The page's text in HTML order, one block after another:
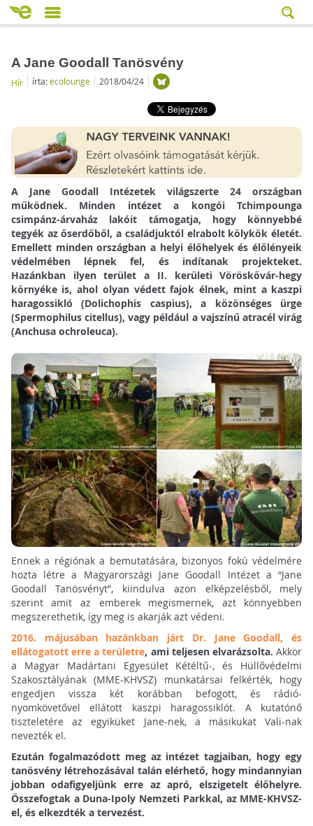
A Jane Goodall Tanösvény
Hír írta:ecolounge 2018/04/24
A Jane Goodall Intézetek világszerte 24 országban
működnek. Minden intézet a kongói Tchimpounga
csimpánz-árvaház lakóit támogatja, hogy könnyebbé
tegyék az őserdőből, a családjuktól elrabolt kölykök életét.
Emellett minden országban a helyi élőhelyek és élőlényeik
védelmében lépnek fel, és indítanak projekteket.
Hazánkban ilyen terület a II. kerületi Vöröskővár-hegy
környéke is, ahol olyan védett fajok élnek, mint a kaszpi
haragossikló (Dolichophis caspius), a közönséges ürge
(Spermophilus citellus), vagy például a vajszínű atracél virág
(Anchusa ochroleuca).
Ennek a régiónak a bemutatására, bizonyos fokú védelmére
hozta létre a Magyarországi Jane Goodall Intézet a “Jane
Goodall Tanösvényt”, kiindulva azon elképzelésből, mely
szerint amit az emberek megismernek, azt könnyebben
megszerethetik, így meg is akarják azt védeni.
2016. májusában hazánkban járt Dr. Jane Goodall, és
ellátogatott erre a területre, ami teljesen elvarázsolta. Akkor
a Magyar Madártani Egyesület Kétéltű-, és Hüllővédelmi
Szakosztályának (MME-KHVSZ) munkatársai felkérték, hogy
engedjen vissza két korábban befogott, és rádió-
nyomkövetővel ellátott kaszpi haragossiklót. A kutatónő
tiszteletére az egyiküket Jane-nek, a másikukat Vali-nak
nevezték el.
Ezután fogalmazódott meg az intézet tagjaiban, hogy egy
tanösvény létrehozásával talán elérhető, hogy mindannyian
jobban odafigyeljünk erre az apró, elszigetelt élőhelyre.
Összefogtak a Duna-Ipoly Nemzeti Parkkal, az MME-KHVSZ-
el, és elkezdték a tervezést.